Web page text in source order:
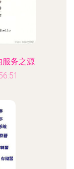
服务之源